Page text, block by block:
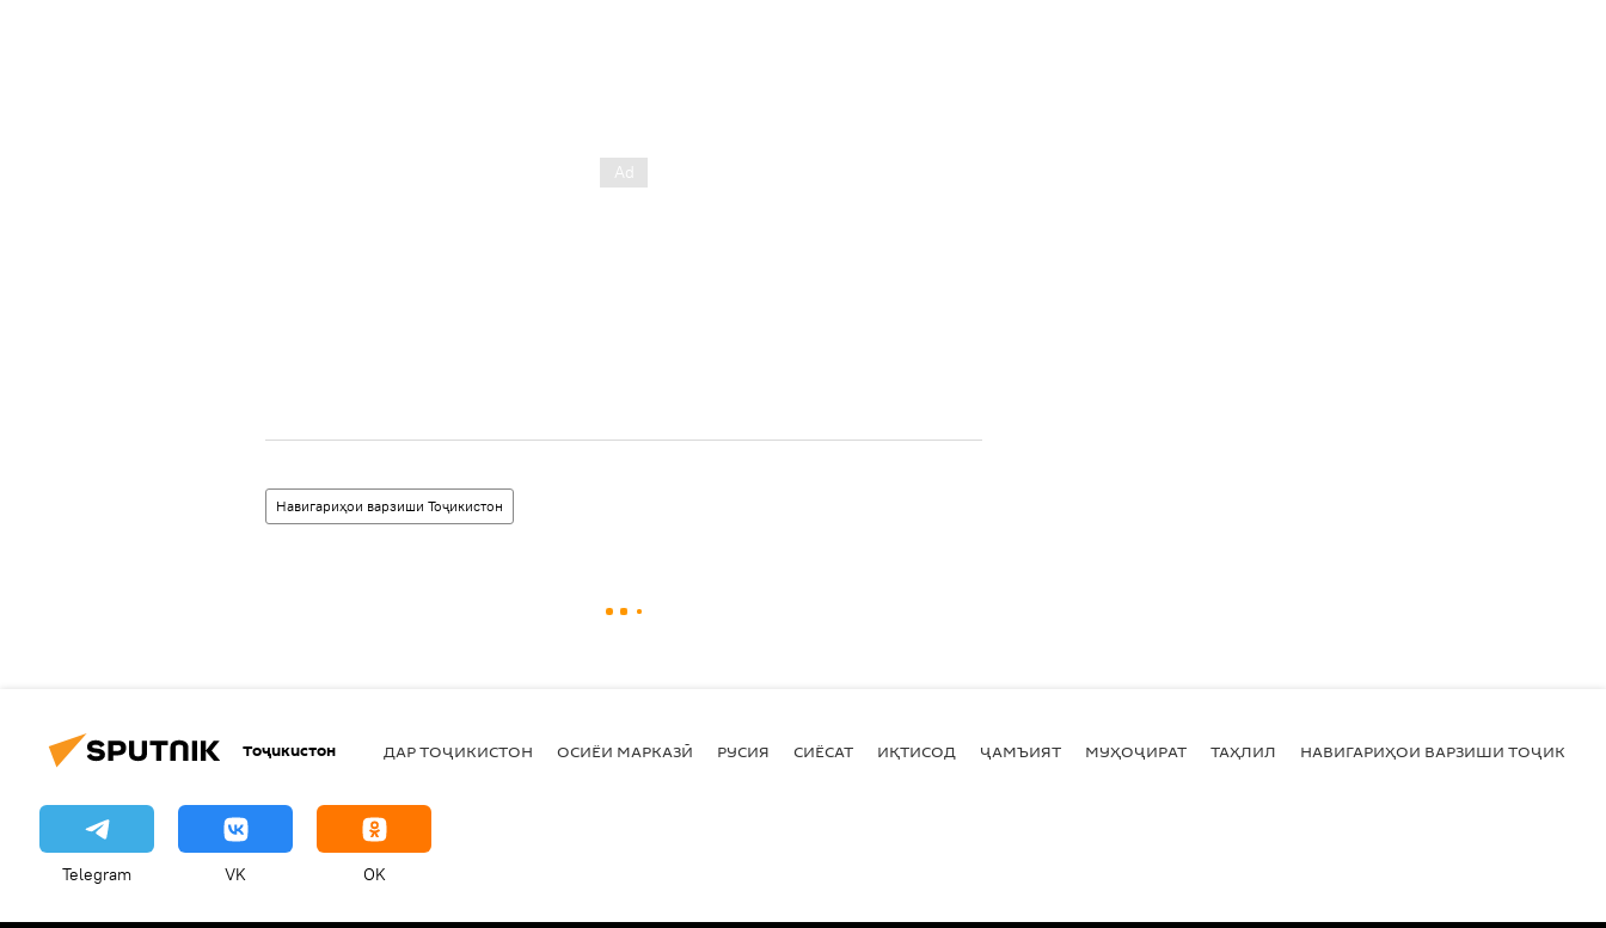
Навигариҳои варзиши Тоҷикистон
Тоҷикистон ДАР ТОҶИКИСТОН ОСИЁИ МАРКАЗӢ РУСИЯ СИЁСАТ ИҚТИСОД ҶАМЪИЯТ МУҲОҶИРАТ ТАҲЛИЛ НАВИГАРИҲОИ ВАРЗИШИ
Telegram VK OK